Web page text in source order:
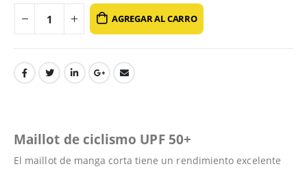
AGREGAR AL CARRO
Maillot de ciclismo UPF 50+
El maillot de manga corta tiene un rendimiento excelente